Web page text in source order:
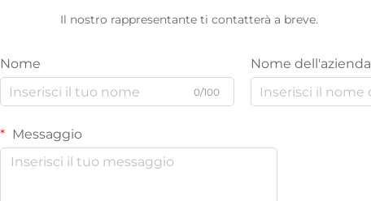
Il nostro rappresentante ti contatterà a breve.
Nome
0/100
Nome dell'azienda
Messaggio